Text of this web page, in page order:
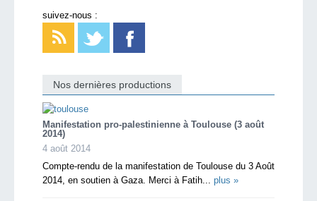
suivez-nous :
Nos dernières productions
Manifestation pro-palestinienne à Toulouse (3 août
2014)
4 août 2014
Compte-rendu de la manifestation de Toulouse du 3 Août
2014, en soutien à Gaza. Merci à Fatih... plus »